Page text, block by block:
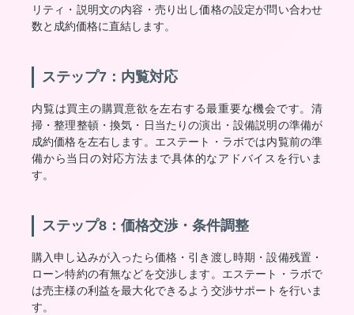
リティ・説明文の内容・売り出し価格の設定が問い合わせ
数と成約価格に直結します。
ステップ7：内覧対応
内覧は買主の購買意欲を左右する最重要な機会です。清
掃・整理整頓・換気・日当たりの演出・設備説明の準備が
成約価格を左右します。エステート・ラボでは内覧前の準
備から当日の対応方法まで具体的なアドバイスを行いま
す。
ステップ8：価格交渉・条件調整
購入申し込みが入ったら価格・引き渡し時期・設備残置・
ローン特約の有無などを交渉します。エステート・ラボで
は売主様の利益を最大化できるよう交渉サポートを行いま
す。